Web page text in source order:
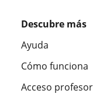
Descubre más
Ayuda
Cómo funciona
Acceso